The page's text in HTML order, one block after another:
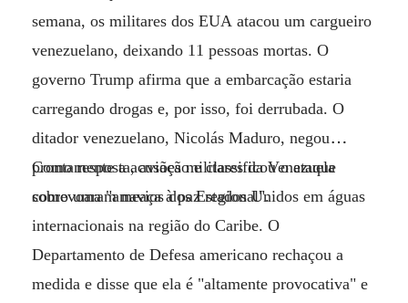
semana, os militares dos EUA atacou um cargueiro
venezuelano, deixando 11 pessoas mortas. O
governo Trump afirma que a embarcação estaria
carregando drogas e, por isso, foi derrubada. O
ditador venezuelano, Nicolás Maduro, negou
prontamente a acusação e classificou o ataque
como uma "ameaça à paz regional".
Como resposta, aviões militares da Venezuela
sobrevoaram navios dos Estados Unidos em águas
internacionais na região do Caribe. O
Departamento de Defesa americano rechaçou a
medida e disse que ela é "altamente provocativa" e